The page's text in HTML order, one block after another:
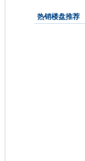
热销楼盘推荐